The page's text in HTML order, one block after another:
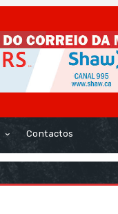
Contactos